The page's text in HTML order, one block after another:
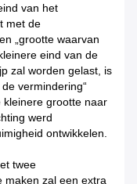
van het
met de
„grootte waarvan
eind van de
zal worden gelast, is
vermindering“
grootte naar
werd
ontwikkelen.
twee
maken zal een extra